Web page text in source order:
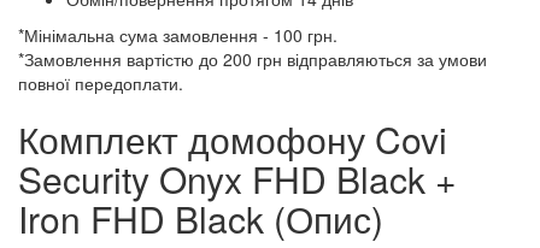
*Мінімальна сума замовлення - 100 грн.
*Замовлення вартістю до 200 грн відправляються за умови
повної передоплати.
Комплект домофону Covi
Security Onyx FHD Black +
Iron FHD Black (Опис)